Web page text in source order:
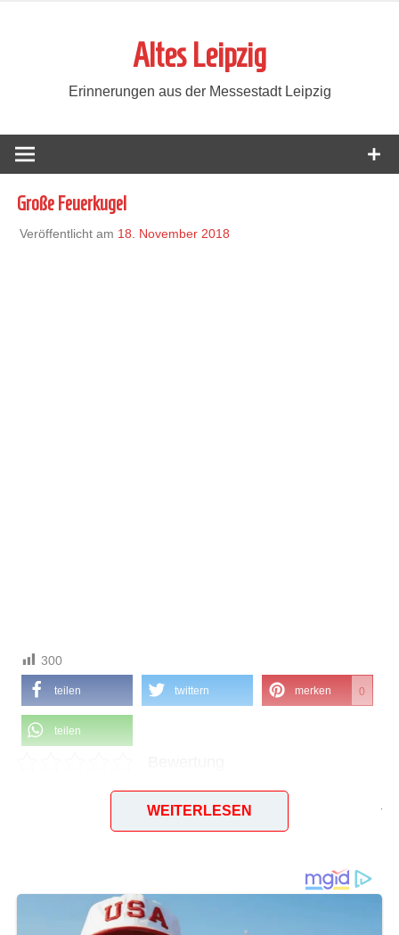
Altes Leipzig
Erinnerungen aus der Messestadt Leipzig
Große Feuerkugel
Veröffentlicht am 18. November 2018
300
teilen twittern merken 0
teilen
WEITERLESEN